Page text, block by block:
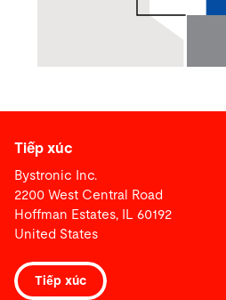
Tiếp xúc
Bystronic Inc.
2200 West Central Road
Hoffman Estates, IL 60192
United States
Tiếp xúc